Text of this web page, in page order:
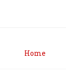
Home